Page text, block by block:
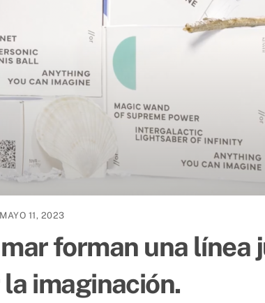
MAYO 11, 2023
forman una línea
imaginación.